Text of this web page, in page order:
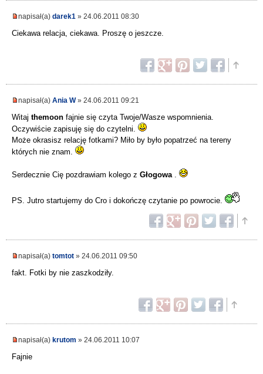
napisał(a) darek1 » 24.06.2011 08:30
Ciekawa relacja, ciekawa. Proszę o jeszcze.
napisał(a) Ania W» 24.06.2011 09:21
Witaj themoon fajnie się czyta Twoje/Wasze wspomnienia.
Oczywiście zapisuję się do czytelni.
Może okrasisz relację fotkami? Miło by było popatrzeć na tereny
których nie znam.
Serdecznie Cię pozdrawiam kolego z Głogowa .
PS. Jutro startujemy do Cro i dokończę czytanie po powrocie.
napisał(a) tomtot » 24.06.2011 09:50
fakt. Fotki by nie zaszkodziły.
napisał(a) krutom » 24.06.2011 10:07
Fajnie